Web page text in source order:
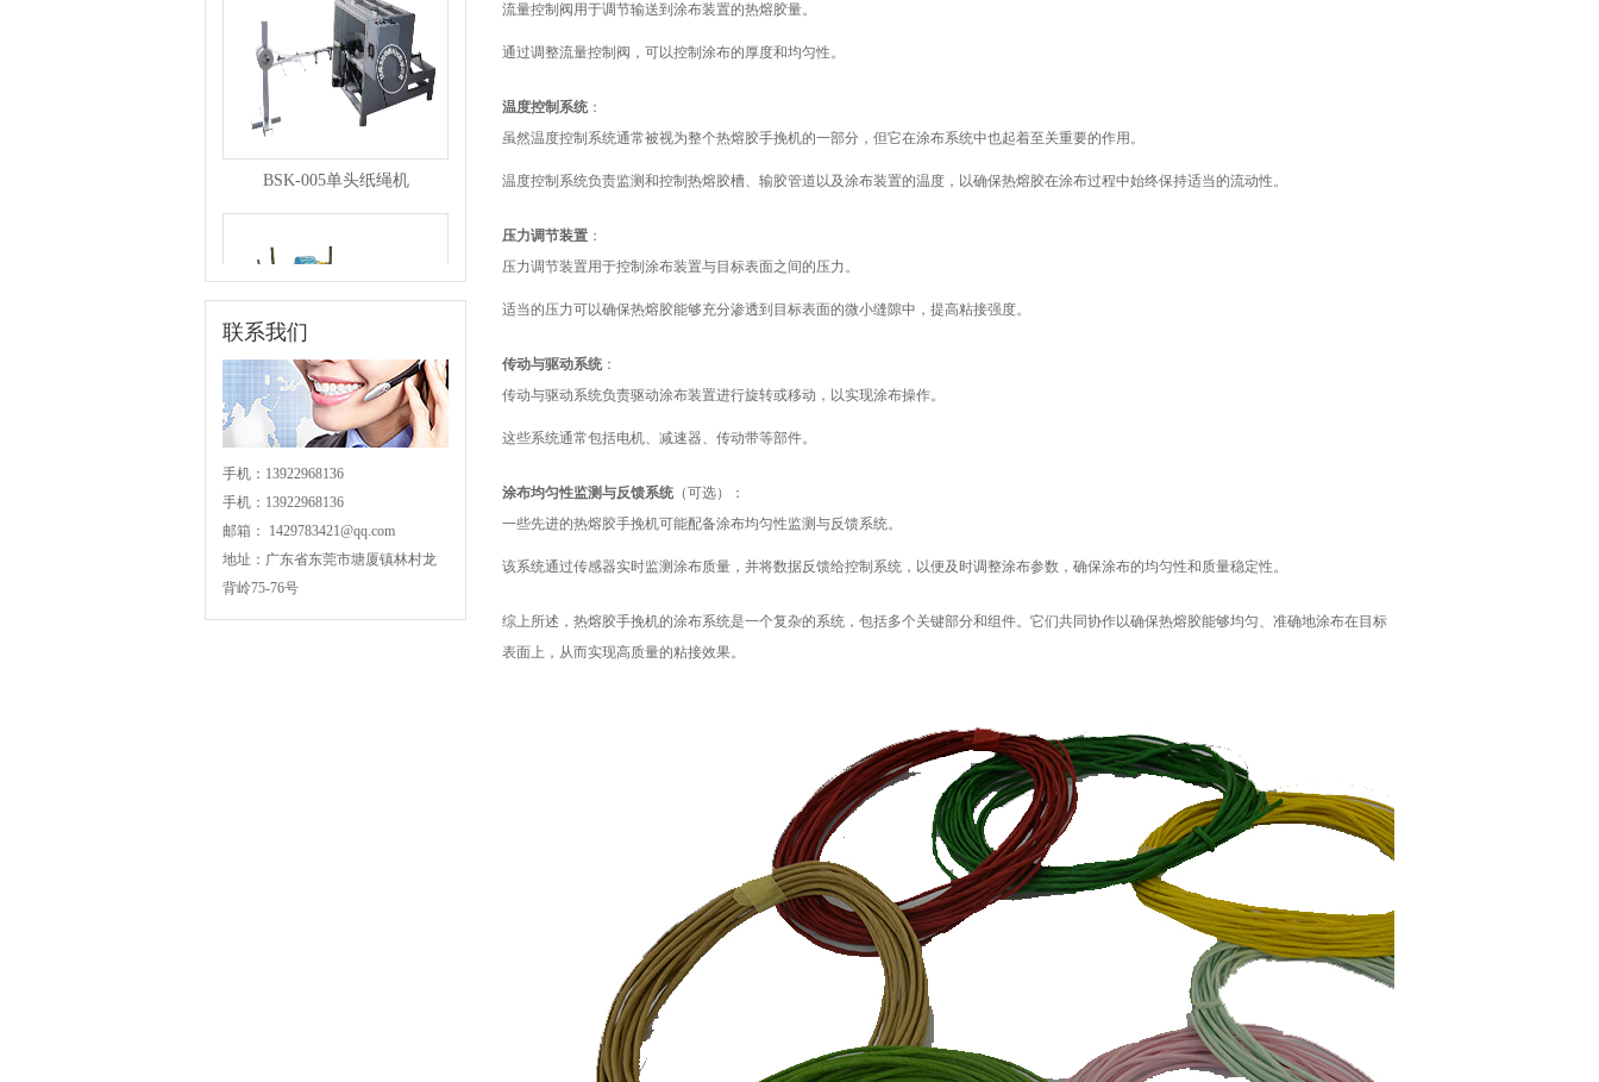
BSK-004分条机
联系我们
手机：13922968136
手机：13922968136
邮箱： 1429783421@qq.com
地址：广东省东莞市塘厦镇林村龙
背岭75-76号
流量控制阀用于调节输送到涂布装置的热熔胶量。
通过调整流量控制阀，可以控制涂布的厚度和均匀性。
温度控制系统 ：
虽然温度控制系统通常被视为整个热熔胶手挽机的一部分，但它在涂布系统中也起着至关重要的作用。
温度控制系统负责监测和控制热熔胶槽、输胶管道以及涂布装置的温度，以确保热熔胶在涂布过程中始终保持适当的流动性。
压力调节装置 ：
压力调节装置用于控制涂布装置与目标表面之间的压力。
适当的压力可以确保热熔胶能够充分渗透到目标表面的微小缝隙中，提高粘接强度。
传动与驱动系统 ：
传动与驱动系统负责驱动涂布装置进行旋转或移动，以实现涂布操作。
这些系统通常包括电机、减速器、传动带等部件。
涂布均匀性监测与反馈系统 （可选）：
一些先进的热熔胶手挽机可能配备涂布均匀性监测与反馈系统。
该系统通过传感器实时监测涂布质量，并将数据反馈给控制系统，以便及时调整涂布参数，确保涂布的均匀性和质量稳定性。
综上所述，热熔胶手挽机的涂布系统是一个复杂的系统，包括多个关键部分和组件。它们共同协作以确保热熔胶能够均匀、准确地涂布在目标
表面上，从而实现高质量的粘接效果。